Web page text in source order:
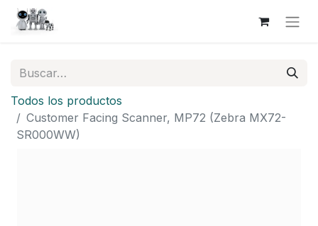
Todos los productos
Customer Facing Scanner, MP72 (Zebra MX72-
SR000WW)